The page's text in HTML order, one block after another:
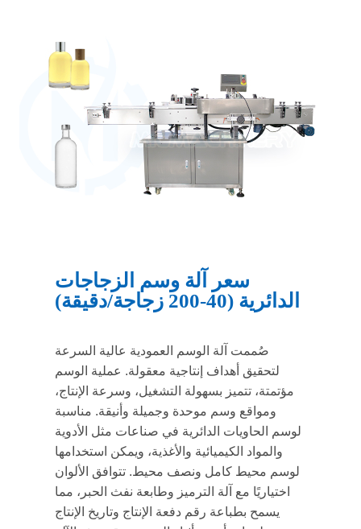
سعر آلة وسم الزجاجات
الدائرية (40-200 زجاجة/دقيقة)
صُممت آلة الوسم العمودية عالية السرعة
لتحقيق أهداف إنتاجية معقولة. عملية الوسم
مؤتمتة، تتميز بسهولة التشغيل، وسرعة الإنتاج،
ومواقع وسم موحدة وجميلة وأنيقة. مناسبة
لوسم الحاويات الدائرية في صناعات مثل الأدوية
والمواد الكيميائية والأغذية، ويمكن استخدامها
لوسم محيط كامل ونصف محيط. تتوافق الألوان
اختياريًا مع آلة الترميز وطابعة نفث الحبر، مما
يسمح بطباعة رقم دفعة الإنتاج وتاريخ الإنتاج